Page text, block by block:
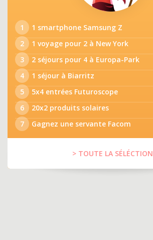
1
1 smartphone Samsung Z
2
1 voyage pour 2 à New York
3
2 séjours pour 4 à Europa-Park
4
1 séjour à Biarritz
5
5x4 entrées Futuroscope
6
20x2 produits solaires
7
Gagnez une servante Facom
> TOUTE LA SÉLÉCTION